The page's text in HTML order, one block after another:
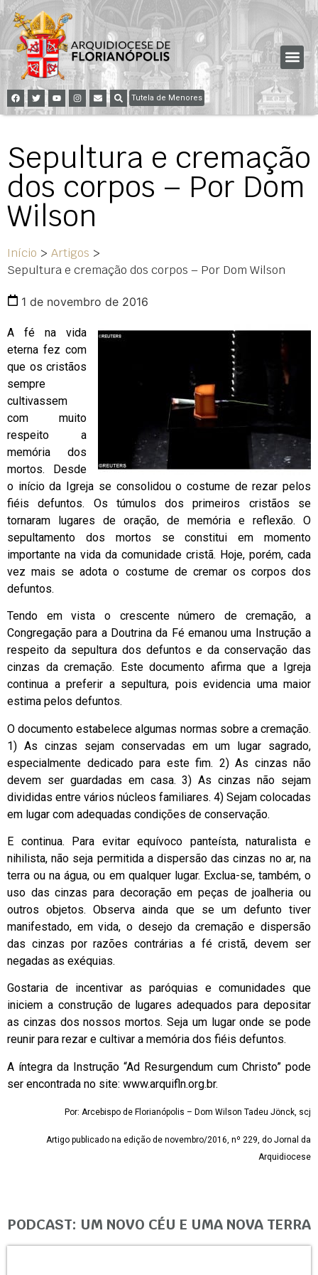
Tutela de Menores
Sepultura e cremação
dos corpos – Por Dom
Wilson
Início > Artigos >
Sepultura e cremação dos corpos – Por Dom Wilson
1 de novembro de 2016
A fé na vida
eterna fez com
que os cristãos
sempre
cultivassem
com muito
respeito a
memória dos
mortos. Desde
o início da Igreja se consolidou o costume de rezar pelos
fiéis defuntos. Os túmulos dos primeiros cristãos se
tornaram lugares de oração, de memória e reflexão. O
sepultamento dos mortos se constitui em momento
importante na vida da comunidade cristã. Hoje, porém, cada
vez mais se adota o costume de cremar os corpos dos
defuntos.
Tendo em vista o crescente número de cremação, a
Congregação para a Doutrina da Fé emanou uma Instrução a
respeito da sepultura dos defuntos e da conservação das
cinzas da cremação. Este documento afirma que a Igreja
continua a preferir a sepultura, pois evidencia uma maior
estima pelos defuntos.
O documento estabelece algumas normas sobre a cremação.
1) As cinzas sejam conservadas em um lugar sagrado,
especialmente dedicado para este fim. 2) As cinzas não
devem ser guardadas em casa. 3) As cinzas não sejam
divididas entre vários núcleos familiares. 4) Sejam colocadas
em lugar com adequadas condições de conservação.
E continua. Para evitar equívoco panteísta, naturalista e
nihilista, não seja permitida a dispersão das cinzas no ar, na
terra ou na água, ou em qualquer lugar. Exclua-se, também, o
uso das cinzas para decoração em peças de joalheria ou
outros objetos. Observa ainda que se um defunto tiver
manifestado, em vida, o desejo da cremação e dispersão
das cinzas por razões contrárias a fé cristã, devem ser
negadas as exéquias.
Gostaria de incentivar as paróquias e comunidades que
iniciem a construção de lugares adequados para depositar
as cinzas dos nossos mortos. Seja um lugar onde se pode
reunir para rezar e cultivar a memória dos fiéis defuntos.
A íntegra da Instrução “Ad Resurgendum cum Christo” pode
ser encontrada no site: www.arquifln.org.br.
Por: Arcebispo de Florianópolis – Dom Wilson Tadeu Jönck, scj
Artigo publicado na edição de novembro/2016, nº 229, do Jornal da
Arquidiocese
PODCAST: UM NOVO CÉU E UMA NOVA TERRA